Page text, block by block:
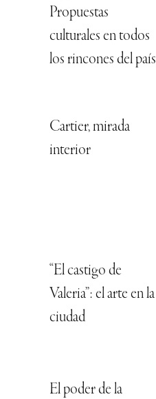
Propuestas
culturales en todos
los rincones del país
Cartier, mirada
interior
“El castigo de
Valeria”: el arte en la
ciudad
El poder de la